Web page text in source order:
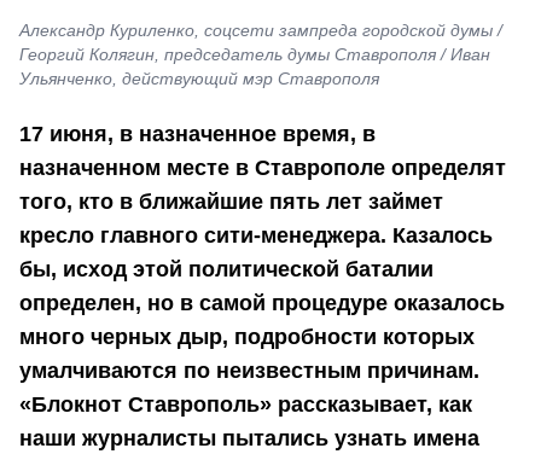
Александр Куриленко, соцсети зампреда городской думы /
Георгий Колягин, председатель думы Ставрополя / Иван
Ульянченко, действующий мэр Ставрополя
17 июня, в назначенное время, в
назначенном месте в Ставрополе определят
того, кто в ближайшие пять лет займет
кресло главного сити-менеджера. Казалось
бы, исход этой политической баталии
определен, но в самой процедуре оказалось
много черных дыр, подробности которых
умалчиваются по неизвестным причинам.
«Блокнот Ставрополь» рассказывает, как
наши журналисты пытались узнать имена